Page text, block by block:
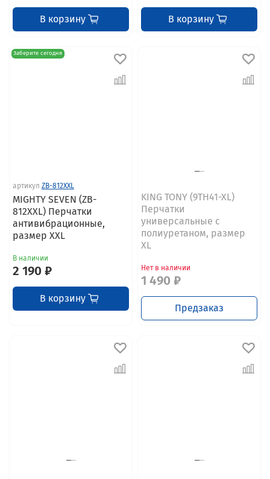
В корзину В корзину
Заберите сегодня
артикул ZB-812XXL
MIGHTY SEVEN (ZB-
812XXL) Перчатки
антивибрационные,
размер XXL
В наличии
2 190 ₽
В корзину
KING TONY (9TH41-XL)
Перчатки
универсальные с
полиуретаном, размер
XL
Нет в наличии
1 490 ₽
Предзаказ